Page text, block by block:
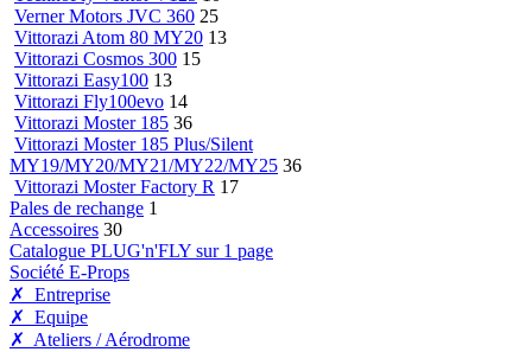
Verner Motors JVC 360 25
Vittorazi Atom 80 MY20 13
Vittorazi Cosmos 300 15
Vittorazi Easy100 13
Vittorazi Fly100evo 14
Vittorazi Moster 185 36
Vittorazi Moster 185 Plus/Silent
MY19/MY20/MY21/MY22/MY25 36
Vittorazi Moster Factory R 17
Pales de rechange 1
Accessoires 30
Catalogue PLUG'n'FLY sur 1 page
Société E-Props
✗ Entreprise
✗ Equipe
✗ Ateliers / Aérodrome